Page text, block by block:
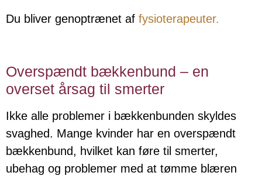
Du bliver genoptrænet af fysioterapeuter.
Overspændt bækkenbund – en
overset årsag til smerter
Ikke alle problemer i bækkenbunden skyldes
svaghed. Mange kvinder har en overspændt
bækkenbund, hvilket kan føre til smerter,
ubehag og problemer med at tømme blæren